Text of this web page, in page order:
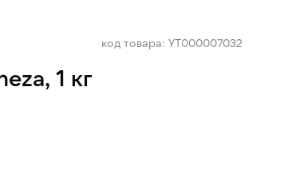
код товара: УТ000007032
1 кг